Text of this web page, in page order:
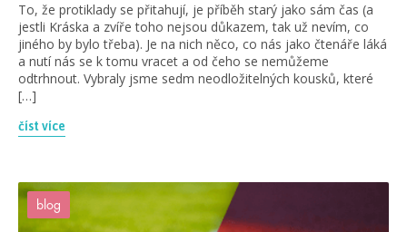
To, že protiklady se přitahují, je příběh starý jako sám čas (a
jestli Kráska a zvíře toho nejsou důkazem, tak už nevím, co
jiného by bylo třeba). Je na nich něco, co nás jako čtenáře láká
a nutí nás se k tomu vracet a od čeho se nemůžeme
odtrhnout. Vybraly jsme sedm neodložitelných kousků, které
[…]
číst více
blog